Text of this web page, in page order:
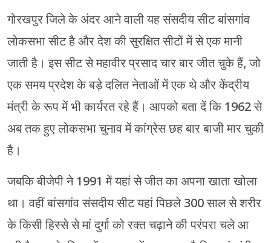
गोरखपुर जिले के अंदर आने वाली यह संसदीय सीट बांसगांव
लोकसभा सीट है और देश की सुरक्षित सीटों में से एक मानी
जाती है। इस सीट से महावीर प्रसाद चार बार जीत चुके हैं, जो
एक समय प्रदेश के बड़े दलित नेताओं में एक थे और केंद्रीय
मंत्री के रूप में भी कार्यरत रहे हैं। आपको बता दें कि 1962 से
अब तक हुए लोकसभा चुनाव में कांग्रेस छह बार बाजी मार चुकी
है।
जबकि बीजेपी ने 1991 में यहां से जीत का अपना खाता खोला
था। वहीं बांसगांव संसदीय सीट यहां पिछले 300 साल से शरीर
के किसी हिस्से से मां दुर्गा को रक्त चढ़ाने की परंपरा चले आ